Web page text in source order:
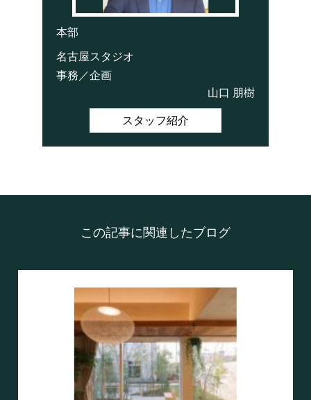
本部
名古屋スタジオ
事務／企画
山口 朋樹
スタッフ紹介
この記事に関連したブログ